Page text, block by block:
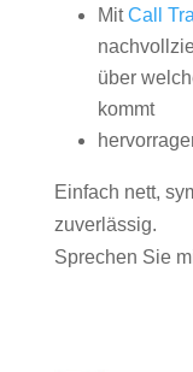
MitCall
über
kommt
Einfach nett,
zuverlässig.
Sprechen Sie